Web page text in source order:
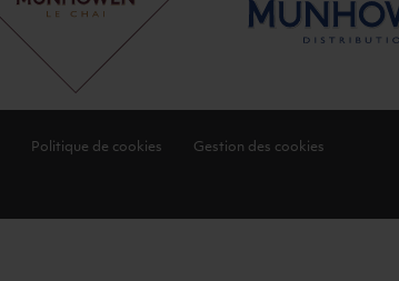
Politique de cookies Gestion des cookies